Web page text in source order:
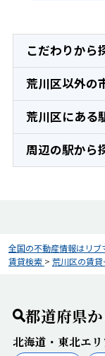
こだわりから
荒川区以外の
荒川区にある
周辺の駅から
全国の不動産情報はリブ
賃貸検索 > 荒川区の賃貸
都道府県
北海道・東北エリ